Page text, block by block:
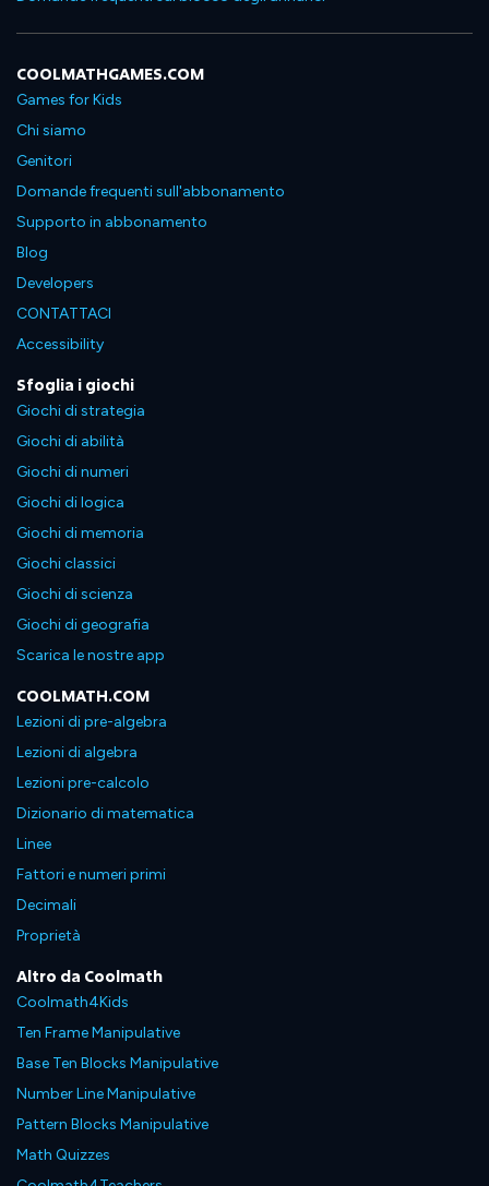
COOLMATHGAMES.COM
Games for Kids
Chi siamo
Genitori
Domande frequenti sull'abbonamento
Supporto in abbonamento
Blog
Developers
CONTATTACI
Accessibility
Sfoglia i giochi
Giochi di strategia
Giochi di abilità
Giochi di numeri
Giochi di logica
Giochi di memoria
Giochi classici
Giochi di scienza
Giochi di geografia
Scarica le nostre app
COOLMATH.COM
Lezioni di pre-algebra
Lezioni di algebra
Lezioni pre-calcolo
Dizionario di matematica
Linee
Fattori e numeri primi
Decimali
Proprietà
Altro da Coolmath
Coolmath4Kids
Ten Frame Manipulative
Base Ten Blocks Manipulative
Number Line Manipulative
Pattern Blocks Manipulative
Math Quizzes